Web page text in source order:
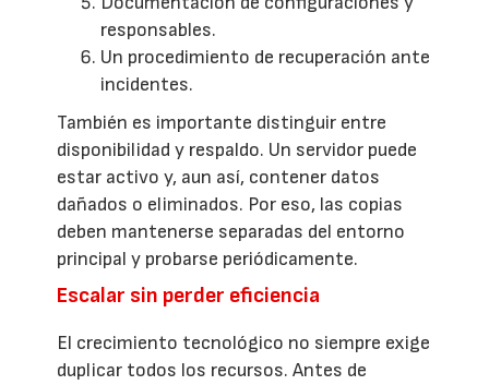
responsables.
Un procedimiento de recuperación ante
incidentes.
También es importante distinguir entre
disponibilidad y respaldo. Un servidor puede
estar activo y, aun así, contener datos
dañados o eliminados. Por eso, las copias
deben mantenerse separadas del entorno
principal y probarse periódicamente.
Escalar sin perder eficiencia
El crecimiento tecnológico no siempre exige
duplicar todos los recursos. Antes de